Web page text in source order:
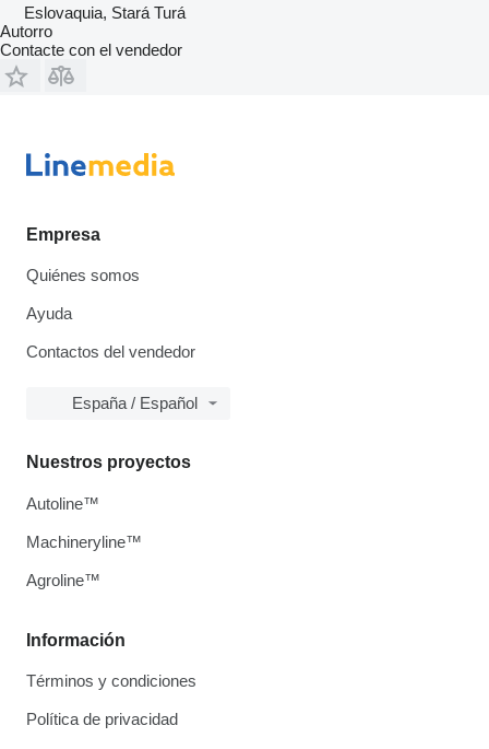
Eslovaquia, Stará Turá
Autorro
Contacte con el vendedor
Empresa
Quiénes somos
Ayuda
Contactos del vendedor
España / Español
Información
Términos y condiciones
Política de privacidad
Nuestros proyectos
Autoline™
Machineryline™
Agroline™